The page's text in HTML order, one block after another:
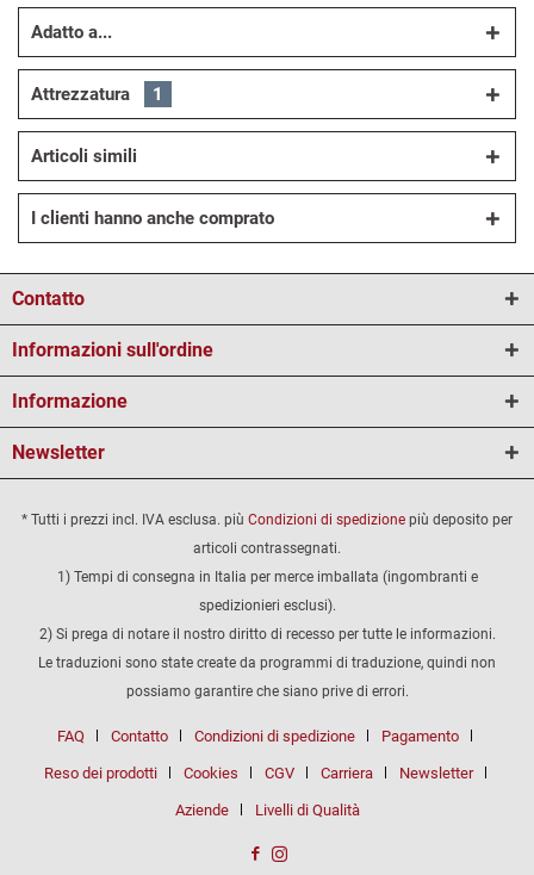
Adatto a...
Attrezzatura 1
Articoli simili
I clienti hanno anche comprato
Contatto
Informazioni sull'ordine
Informazione
Newsletter
* Tutti i prezzi incl. IVA esclusa. più Condizioni di spedizione più deposito per
articoli contrassegnati.
1) Tempi di consegna in Italia per merce imballata (ingombranti e
spedizionieri esclusi).
2) Si prega di notare il nostro diritto di recesso per tutte le informazioni.
Le traduzioni sono state create da programmi di traduzione, quindi non
possiamo garantire che siano prive di errori.
FAQ Contatto Condizioni di spedizione Pagamento
Reso dei prodotti Cookies CGV Carriera Newsletter
Aziende Livelli di Qualità